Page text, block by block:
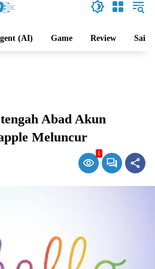
(AI) Game Review Sains
Abad Akun
Meluncur
1